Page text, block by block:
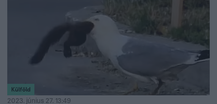
Külföld
2023. június 27. 13:49